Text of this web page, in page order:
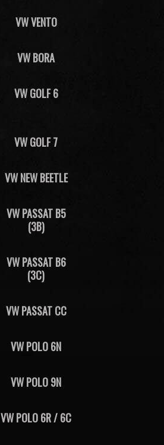
VW VENTO
VW BORA
VW GOLF 6
VW GOLF 7
VW NEW BEETLE
VW PASSAT B5
(3B)
VW PASSAT B6
(3C)
VW PASSAT CC
VW POLO 6N
VW POLO 9N
VW POLO 6R / 6C